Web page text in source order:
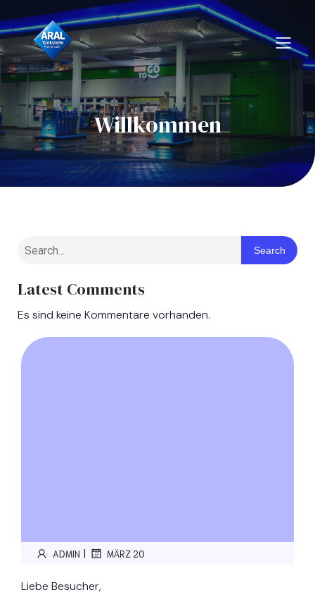
Willkommen
Search
Latest Comments
Es sind keine Kommentare vorhanden.
ADMIN | MÄRZ 20
Liebe Besucher,